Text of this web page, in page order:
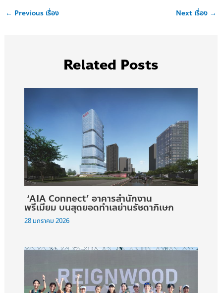
← Previous เรื่อง Next เรื่อง →
Related Posts
‘AIA Connect’ อาคารสำนักงาน
พรีเมียม บนสุดยอดทำเลย่านรัชดาภิเษก
28 มกราคม 2026